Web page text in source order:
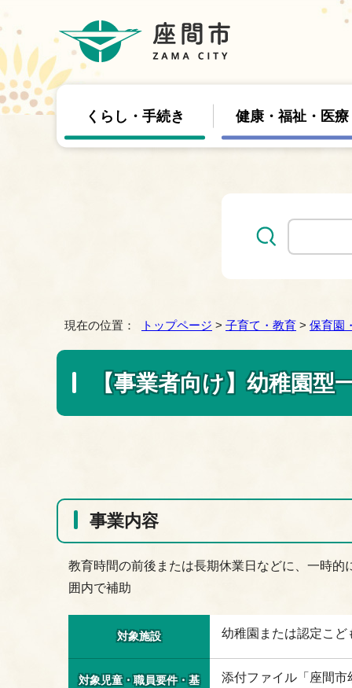
くらし・手続き 健康・福祉・医療
現在の位置： トップページ > 子育て・教育 > 保育園
【事業者向け】幼稚園型
事業内容
教育時間の前後または長期休業日などに、一時
囲内で補助
対象施設 幼稚園または認定こど
対象児童・職員要件・基
添付ファイル「座間